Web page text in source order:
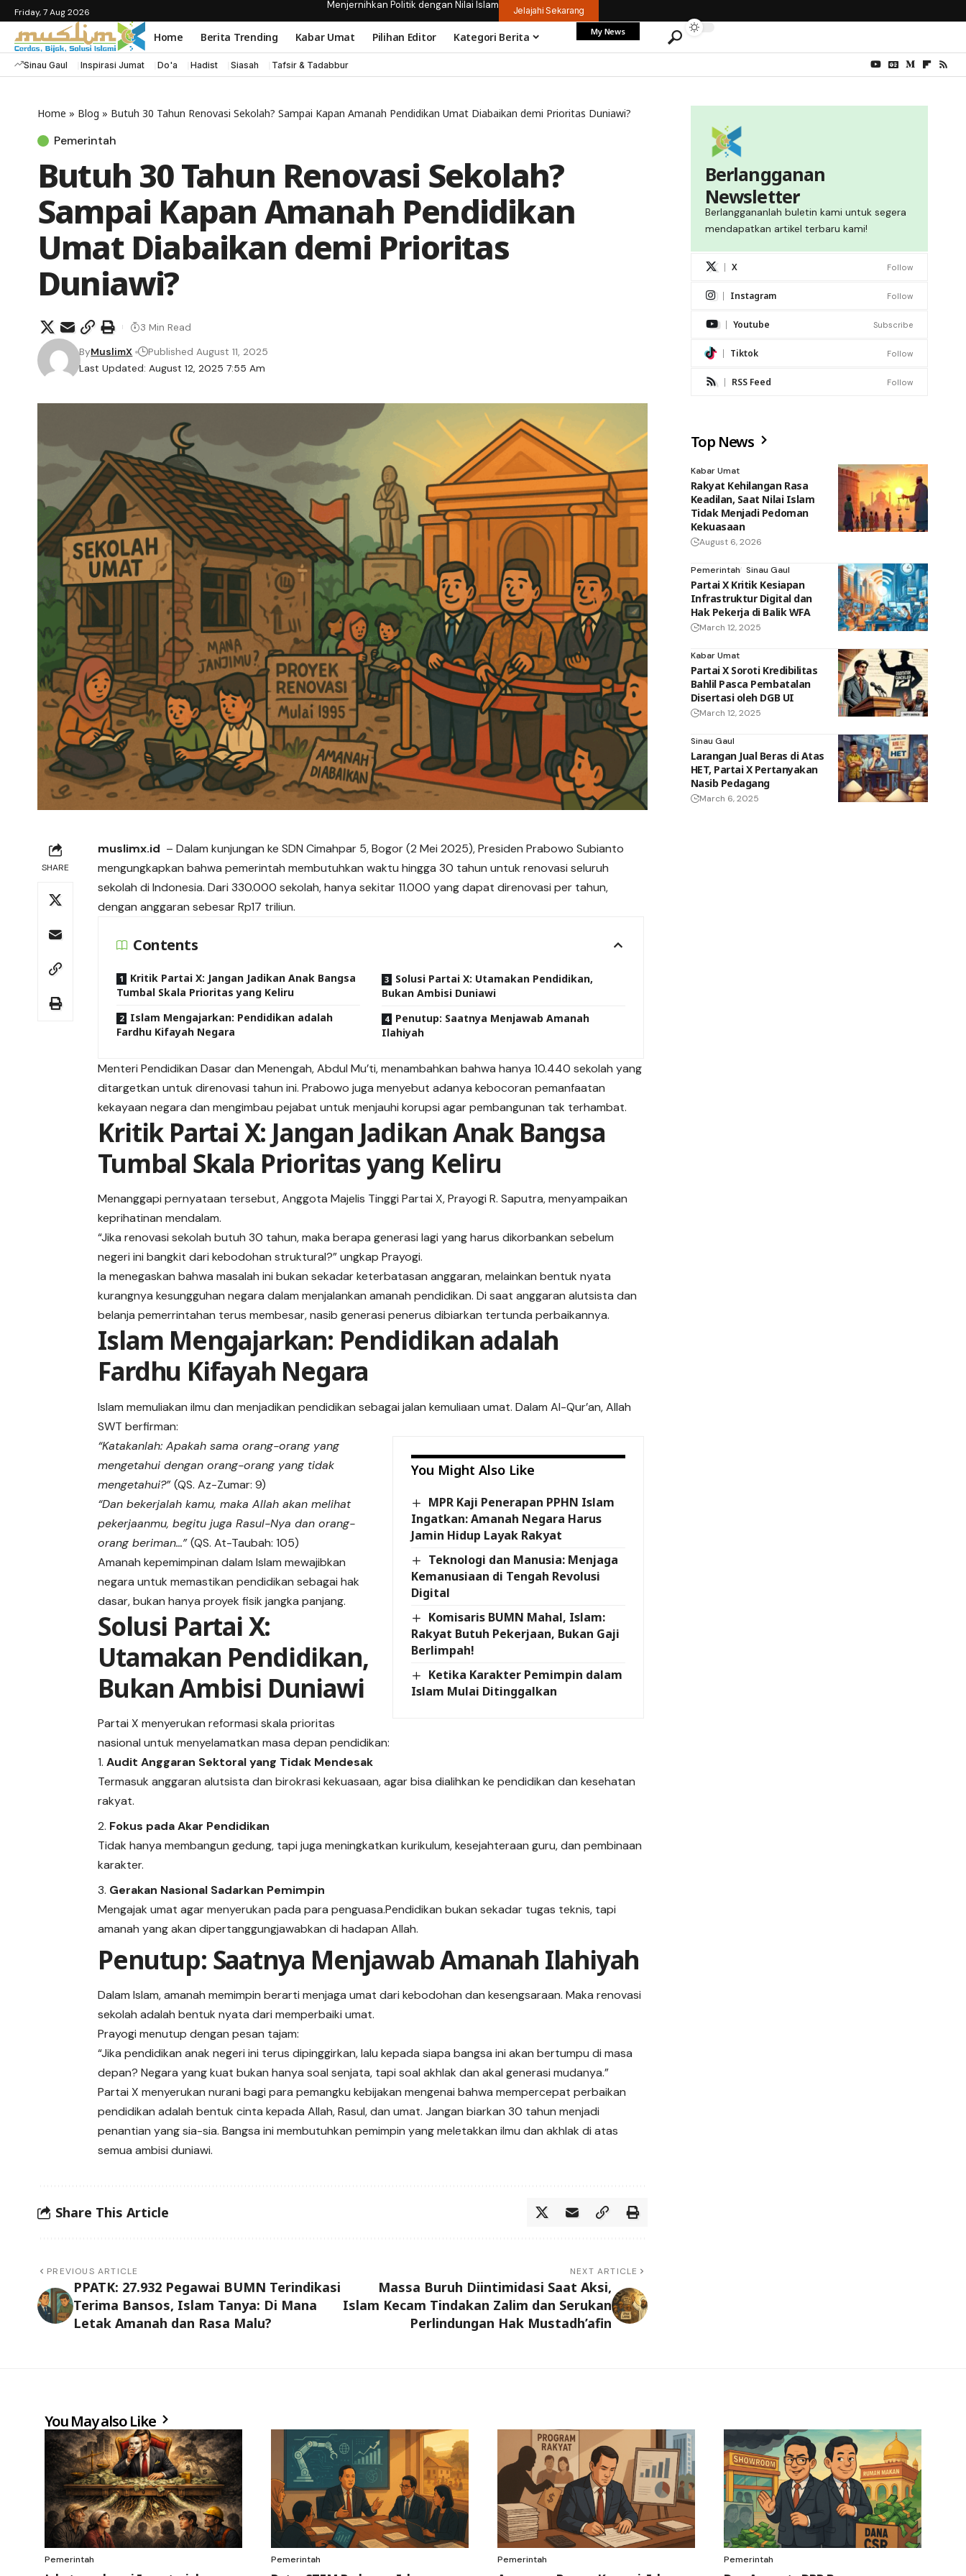
Friday, 7 Aug 2026
Menjernihkan Politik dengan Nilai Islam Jelajahi Sekarang
Home Berita Trending Kabar Umat Pilihan Editor Kategori Berita My News
Sinau Gaul Inspirasi Jumat Do'a Hadist Siasah Tafsir & Tadabbur
Home » Blog » Butuh 30 Tahun Renovasi Sekolah? Sampai Kapan Amanah Pendidikan Umat Diabaikan demi Prioritas Duniawi?
Pemerintah
Butuh 30 Tahun Renovasi Sekolah?
Sampai Kapan Amanah Pendidikan
Umat Diabaikan demi Prioritas
Duniawi?
Last Updated: August 12, 2025 7:55 Am
ByMuslimX Published August 11, 2025
3 Min Read
SHARE
muslimx.id – Dalam kunjungan ke SDN Cimahpar 5, Bogor (2 Mei 2025), Presiden Prabowo Subianto
mengungkapkan bahwa pemerintah membutuhkan waktu hingga 30 tahun untukrenovasi seluruh
sekolah di Indonesia. Dari 330.000 sekolah, hanya sekitar 11.000 yang dapat direnovasi per tahun,
dengan anggaran sebesar Rp17 triliun.
Contents
Kritik Partai X: Jangan Jadikan Anak Bangsa
Tumbal Skala Prioritas yang Keliru
Islam Mengajarkan: Pendidikan adalah
Fardhu Kifayah Negara
Solusi Partai X: Utamakan Pendidikan,
Bukan Ambisi Duniawi
Penutup: Saatnya Menjawab Amanah
Ilahiyah
Menteri Pendidikan Dasar dan Menengah, Abdul Mu’ti, menambahkan bahwa hanya 10.440 sekolah yang
ditargetkan untuk direnovasi tahun ini. Prabowo juga menyebut adanya kebocoran pemanfaatan
kekayaan negara dan mengimbau pejabat untuk menjauhi korupsi agar pembangunan tak terhambat.
Kritik Partai X: Jangan Jadikan Anak Bangsa
Tumbal Skala Prioritas yang Keliru
Menanggapi pernyataan tersebut, Anggota Majelis Tinggi Partai X, Prayogi R. Saputra, menyampaikan
keprihatinan mendalam.
“Jika renovasi sekolah butuh 30 tahun, maka berapa generasi lagi yang harus dikorbankan sebelum
negeri ini bangkit dari kebodohan struktural?” ungkap Prayogi.
Ia menegaskan bahwa masalah ini bukan sekadar keterbatasan anggaran, melainkan bentuk nyata
kurangnya kesungguhan negara dalam menjalankan amanah pendidikan. Di saat anggaran alutsista dan
belanja pemerrintahan terus membesar, nasib generasi penerus dibiarkan tertunda perbaikannya.
Islam Mengajarkan: Pendidikan adalah
Fardhu Kifayah Negara
Islam memuliakan ilmu dan menjadikan pendidikan sebagai jalan kemuliaan umat. Dalam Al-Qur’an, Allah
SWT berfirman:
You Might Also Like
MPR Kaji Penerapan PPHN Islam
Ingatkan: Amanah Negara Harus
Jamin Hidup Layak Rakyat
Teknologi dan Manusia: Menjaga
Kemanusiaan di Tengah Revolusi
Digital
Komisaris BUMN Mahal, Islam:
Rakyat Butuh Pekerjaan, Bukan Gaji
Berlimpah!
Ketika Karakter Pemimpin dalam
Islam Mulai Ditinggalkan
“Katakanlah: Apakah sama orang-orang yang
mengetahui dengan orang-orang yang tidak
mengetahui?”(QS. Az-Zumar: 9)
“Dan bekerjalah kamu, maka Allah akan melihat
pekerjaanmu, begitu juga Rasul-Nya dan orang-
orang beriman…”(QS. At-Taubah: 105)
Amanah kepemimpinan dalam Islam mewajibkan
negara untuk memastikan pendidikan sebagai hak
dasar, bukan hanya proyek fisik jangka panjang.
Solusi Partai X:
Utamakan Pendidikan,
Bukan Ambisi Duniawi
Partai X menyerukan reformasi skala prioritas
nasional untuk menyelamatkan masa depan pendidikan:
Audit Anggaran Sektoral yang Tidak Mendesak
Termasuk anggaran alutsista dan birokrasi kekuasaan, agar bisa dialihkan ke pendidikan dan kesehatan
rakyat.
Fokus pada Akar Pendidikan
Tidak hanya membangun gedung, tapi juga meningkatkan kurikulum, kesejahteraan guru, dan pembinaan
karakter.
Gerakan Nasional Sadarkan Pemimpin
Mengajak umat agar menyerukan pada para penguasa.Pendidikan bukan sekadar tugas teknis, tapi
amanah yang akan dipertanggungjawabkan di hadapan Allah.
Penutup: Saatnya Menjawab Amanah Ilahiyah
Dalam Islam, amanah memimpin berarti menjaga umat dari kebodohan dan kesengsaraan. Maka renovasi
sekolah adalah bentuk nyata dari memperbaiki umat.
Prayogi menutup dengan pesan tajam:
“Jika pendidikan anak negeri ini terus dipinggirkan, lalu kepada siapa bangsa ini akan bertumpu di masa
depan? Negara yang kuat bukan hanya soal senjata, tapi soal akhlak dan akal generasi mudanya.”
Partai X menyerukan nurani bagi para pemangku kebijakan mengenai bahwa mempercepat perbaikan
pendidikan adalah bentuk cinta kepada Allah, Rasul, dan umat. Jangan biarkan 30 tahun menjadi
penantian yang sia-sia. Bangsa ini membutuhkan pemimpin yang meletakkan ilmu dan akhlak di atas
semua ambisi duniawi.
Share This Article
PREVIOUS ARTICLE
PPATK: 27.932 Pegawai BUMN Terindikasi
Terima Bansos, Islam Tanya: Di Mana
Letak Amanah dan Rasa Malu?
NEXT ARTICLE
Massa Buruh Diintimidasi Saat Aksi,
Islam Kecam Tindakan Zalim dan Serukan
Perlindungan Hak Mustadh’afin
Berlangganan
Newsletter
Berlanggananlah buletin kami untuk segera
mendapatkan artikel terbaru kami!
X Follow
Instagram Follow
Youtube Subscribe
Tiktok Follow
RSS Feed Follow
Top News
Kabar Umat
Rakyat Kehilangan Rasa
Keadilan, Saat Nilai Islam
Tidak Menjadi Pedoman
Kekuasaan
August 6, 2026
Pemerintah Sinau Gaul
Partai X Kritik Kesiapan
Infrastruktur Digital dan
Hak Pekerja di Balik WFA
March 12, 2025
Kabar Umat
Partai X Soroti Kredibilitas
Bahlil Pasca Pembatalan
Disertasi oleh DGB UI
March 12, 2025
Sinau Gaul
Larangan Jual Beras di Atas
HET, Partai X Pertanyakan
Nasib Pedagang
March 6, 2025
You May also Like
Pemerintah Pemerintah Pemerintah Pemerintah